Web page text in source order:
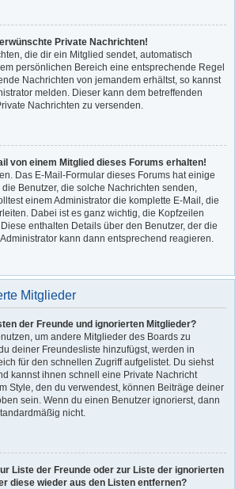
Private Nachrichten!
die dir ein Mitglied sendet, automatisch
persönlichen Bereich eine entsprechende Regel
Nachrichten von jemandem erhältst, so kannst
melden. Dieser kann dem betreffenden
Nachrichten zu versenden.
von einem Mitglied dieses Forums erhalten!
Das E-Mail-Formular dieses Forums hat einige
Benutzer, die solche Nachrichten senden,
einem Administrator die komplette E-Mail, die
Dabei ist es ganz wichtig, die Kopfzeilen
enthalten Details über den Benutzer, der die
kann dann entsprechend reagieren.
Mitglieder
der Freunde und ignorierten Mitglieder?
um andere Mitglieder des Boards zu
deiner Freundesliste hinzufügst, werden in
für den schnellen Zugriff aufgelistet. Du siehst
kannst ihnen schnell eine Private Nachricht
Style, den du verwendest, können Beiträge deiner
sein. Wenn du einen Benutzer ignorierst, dann
nicht.
Liste der Freunde oder zur Liste der ignorierten
diese wieder aus den Listen entfernen?